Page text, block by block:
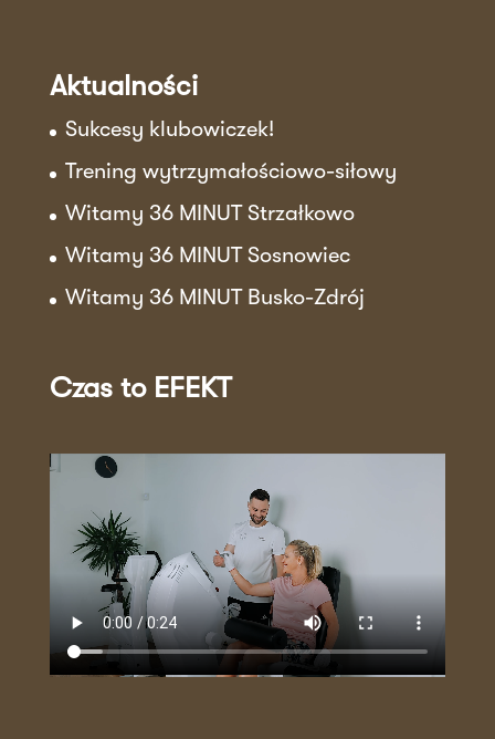
Aktualności
Sukcesy klubowiczek!
Trening wytrzymałościowo-siłowy
Witamy 36 MINUT Strzałkowo
Witamy 36 MINUT Sosnowiec
Witamy 36 MINUT Busko-Zdrój
Czas to EFEKT